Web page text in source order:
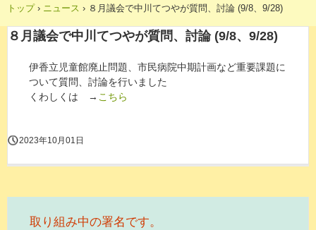
トップ › ニュース › ８月議会で中川てつやが質問、討論 (9/8、9/28)
８月議会で中川てつやが質問、討論 (9/8、9/28)
伊香立児童館廃止問題、市民病院中期計画など重要課題に
ついて質問、討論を行いました
くわしくは → こちら
2023年10月01日
取り組み中の署名です。